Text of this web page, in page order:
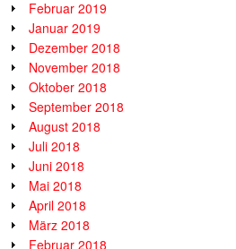
Februar 2019
Januar 2019
Dezember 2018
November 2018
Oktober 2018
September 2018
August 2018
Juli 2018
Juni 2018
Mai 2018
April 2018
März 2018
Februar 2018